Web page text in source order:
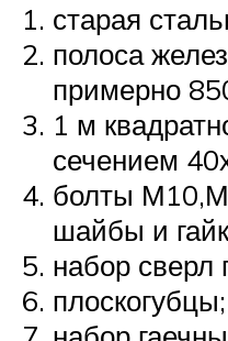
старая
полоса
примерно
1 м
сечением
болты
шайбы и
набор сверл
плоскогубцы;